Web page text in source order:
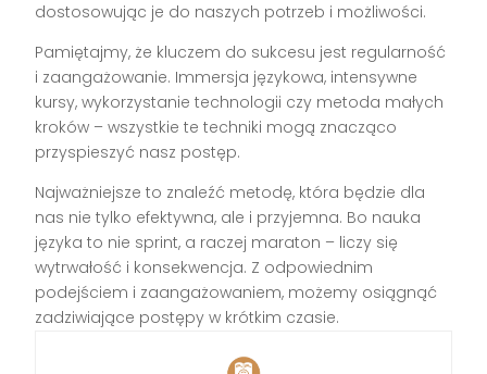
dostosowując je do naszych potrzeb i możliwości.
Pamiętajmy, że kluczem do sukcesu jest regularność
i zaangażowanie. Immersja językowa, intensywne
kursy, wykorzystanie technologii czy metoda małych
kroków – wszystkie te techniki mogą znacząco
przyspieszyć nasz postęp.
Najważniejsze to znaleźć metodę, która będzie dla
nas nie tylko efektywna, ale i przyjemna. Bo nauka
języka to nie sprint, a raczej maraton – liczy się
wytrwałość i konsekwencja. Z odpowiednim
podejściem i zaangażowaniem, możemy osiągnąć
zadziwiające postępy w krótkim czasie.